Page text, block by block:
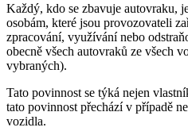
Každý, kdo se zbavuje autovraku,
osobám, které jsou provozovateli
zpracování, využívání nebo
obecně všech autovraků ze všech
vybraných).
Tato povinnost se týká nejen
tato povinnost přechází v případě
vozidla.